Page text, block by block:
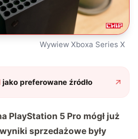
Wywiew Xboxa Series X
jako preferowane źródło
PlayStation 5 Pro mógł już
sprzedażowe były